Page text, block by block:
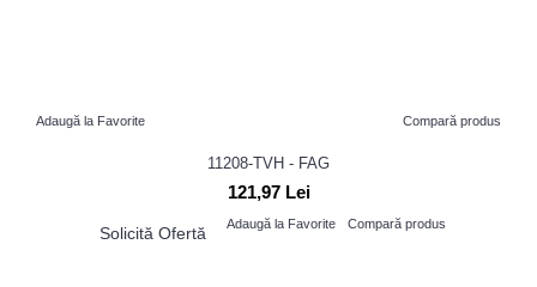
Adaugă la Favorite Compară produs
11208-TVH - FAG
121,97 Lei
Solicită Ofertă Adaugă la Favorite Compară produs